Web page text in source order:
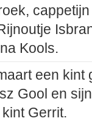
Kools.
een kint
Gool en
kint Gerrit.